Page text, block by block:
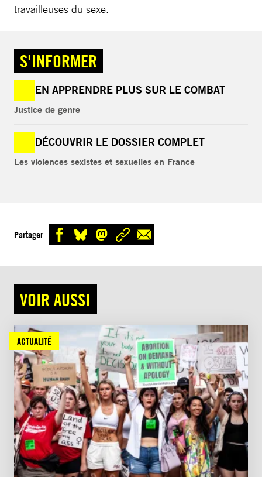
travailleuses du sexe.
S'INFORMER
EN APPRENDRE PLUS SUR LE COMBAT
Justice de genre
DÉCOUVRIR LE DOSSIER COMPLET
Les violences sexistes et sexuelles en France
Partager
VOIR AUSSI
ACTUALITÉ